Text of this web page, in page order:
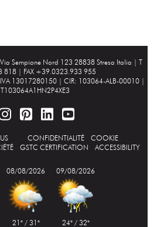
Via Sempione Nord 123 28838 Stresa Italia | T
818 | FAX +39.0323.933 955
13017280150 | CIR: 103064-ALB-00010 |
CONFIDENTIALITÉ
COOKIE
GSTC CERTIFICATION ACCESSIBILITY
08/08/2026
21° / 31°
09/08/2026
24° / 32°